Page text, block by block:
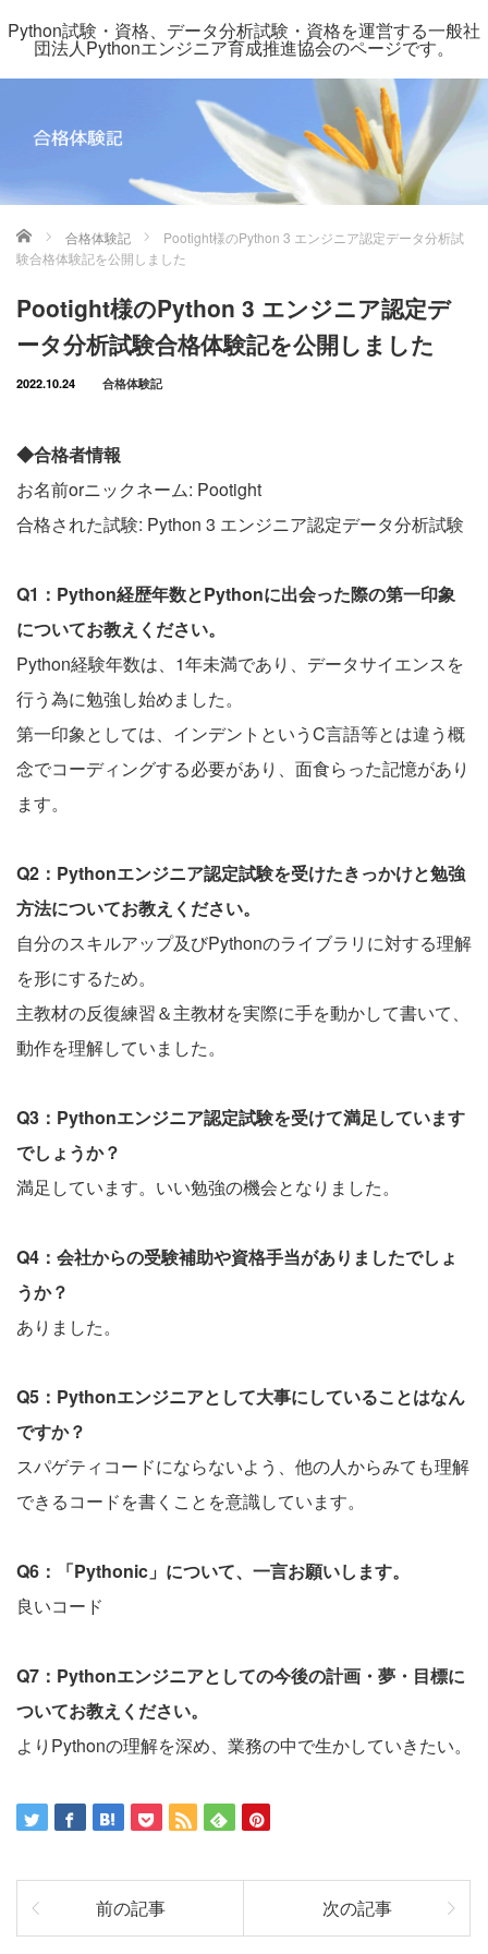
Python試験・資格、データ分析試験・資格を運営する一般社
団法人Pythonエンジニア育成推進協会のページです。
ホーム 合格体験記
Pootight様のPython 3 エンジニア認定データ分析試
験合格体験記を公開しました
Pootight様のPython 3 エンジニア認定デ
ータ分析試験合格体験記を公開しました
2022.10.24 合格体験記
◆合格者情報
お名前orニックネーム: Pootight
合格された試験: Python 3 エンジニア認定データ分析試験
Q1：Python経歴年数とPythonに出会った際の第一印象
についてお教えください。
Python経験年数は、1年未満であり、データサイエンスを
行う為に勉強し始めました。
第一印象としては、インデントというC言語等とは違う概
念でコーディングする必要があり、面食らった記憶があり
ます。
Q2：Pythonエンジニア認定試験を受けたきっかけと勉強
方法についてお教えください。
自分のスキルアップ及びPythonのライブラリに対する理解
を形にするため。
主教材の反復練習＆主教材を実際に手を動かして書いて、
動作を理解していました。
Q3：Pythonエンジニア認定試験を受けて満足しています
でしょうか？
満足しています。いい勉強の機会となりました。
Q4：会社からの受験補助や資格手当がありましたでしょ
うか？
ありました。
Q5：Pythonエンジニアとして大事にしていることはなん
ですか？
スパゲティコードにならないよう、他の人からみても理解
できるコードを書くことを意識しています。
Q6：「Pythonic」について、一言お願いします。
良いコード
Q7：Pythonエンジニアとしての今後の計画・夢・目標に
ついてお教えください。
よりPythonの理解を深め、業務の中で生かしていきたい。
前の記事 次の記事